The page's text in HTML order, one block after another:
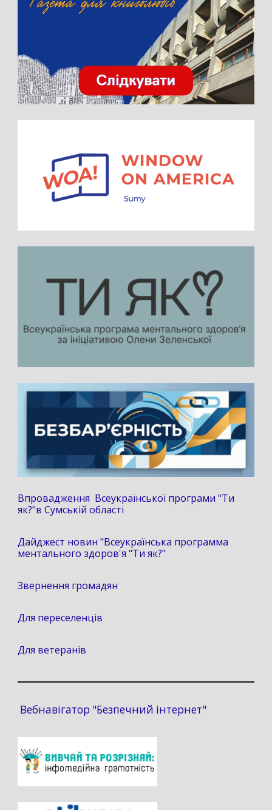
Впровадження Всеукраїнської програми "Ти
як?"в Сумській області
Дайджест новин "Всеукраїнська программа
ментального здоров'я "Ти як?"
Звернення громадян
Для переселенців
Для ветеранів
Вебнавігатор "Безпечний інтернет"